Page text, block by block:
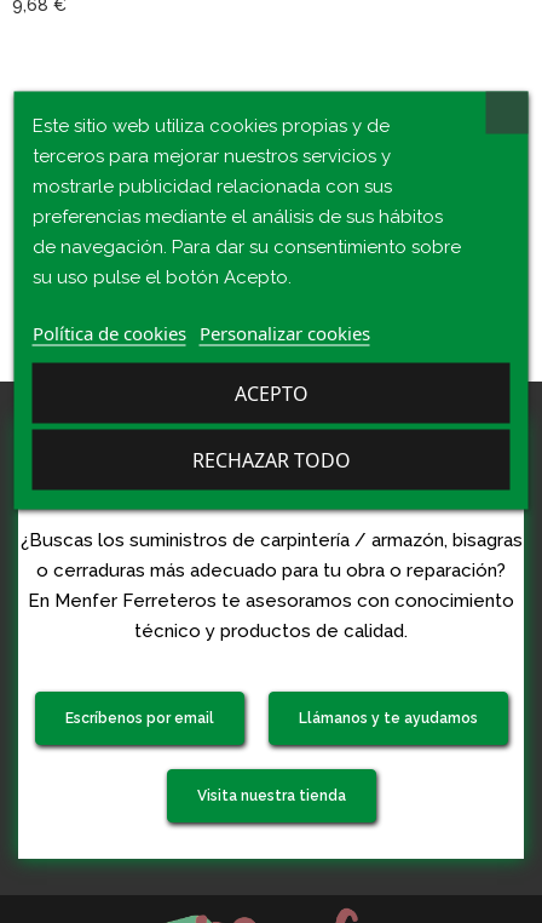
9,68 €
Comentarios (0)
No hay reseñas de clientes en este momento.
Este sitio web utiliza cookies propias y de
terceros para mejorar nuestros servicios y
mostrarle publicidad relacionada con sus
preferencias mediante el análisis de sus hábitos
de navegación. Para dar su consentimiento sobre
su uso pulse el botón Acepto.
Política de cookies Personalizar cookies
RECHAZAR TODO
ACEPTO
¿TE ASESORAMOS?
¿Buscas los suministros de carpintería / armazón, bisagras
o cerraduras más adecuado para tu obra o reparación?
En Menfer Ferreteros te asesoramos con conocimiento
técnico y productos de calidad.
Escríbenos por email Llámanos y te ayudamos
Visita nuestra tienda